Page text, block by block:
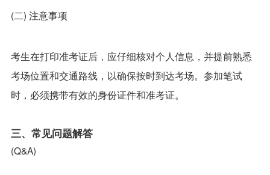
(二) 注意事项
考生在打印准考证后，应仔细核对个人信息，并提前熟悉
考场位置和交通路线，以确保按时到达考场。参加笔试
时，必须携带有效的身份证件和准考证。
三、常见问题解答
(Q&A)